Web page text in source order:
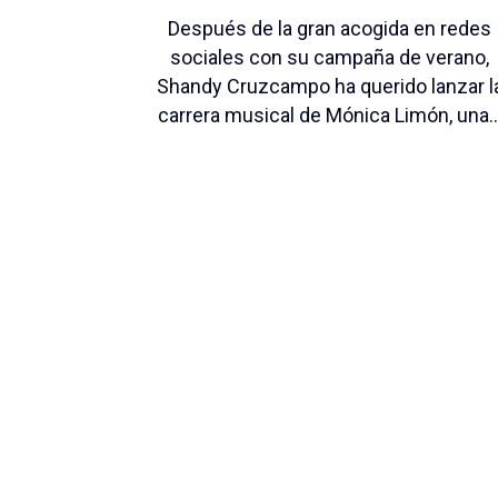
Después de la gran acogida en redes
sociales con su campaña de verano,
Shandy Cruzcampo ha querido lanzar
carrera musical de Mónica Limón,